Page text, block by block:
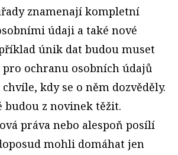
znamenají kompletní
údaji a také nové
únik dat budou muset
ochranu osobních údajů
kdy se o něm dozvěděly.
budou z novinek těžit.
práva nebo alespoň posílí
mohli domáhat jen